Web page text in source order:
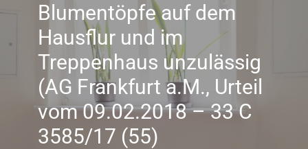
Blumentöpfe auf dem
Hausflur und im
Treppenhaus unzulässig
(AG Frankfurt a.M., Urteil
vom 09.02.2018 – 33 C
3585/17 (55)